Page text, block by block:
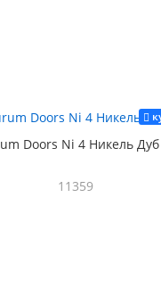
Doors Ni 4 Никель
11359